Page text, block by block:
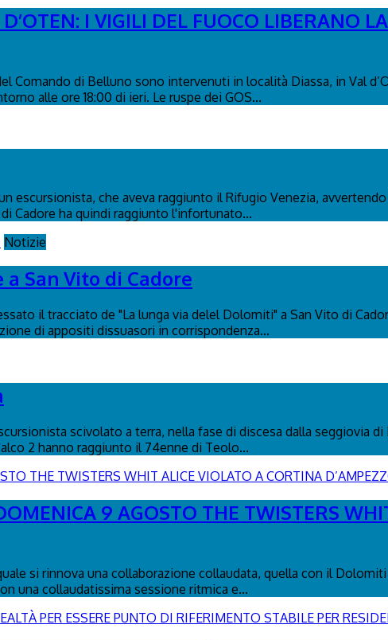
I VIGILI DEL FUOCO LIBERANO
Comando di Belluno sono intervenuti in località Diassa, in Val
alle ore 18:00 di ieri. Le ruspe dei GOS...
escursionista, che aveva raggiunto il Rifugio Venezia,
Cadore ha quindi raggiunto l'infortunato...
Notizie
San Vito di Cadore
il tracciato de "La lunga via delel Dolomiti" a San Vito di
di appositi dissuasori in corrispondenza...
scivolato a terra, nella fase di discesa dalla seggiovia
2 hanno raggiunto il 74enne di Teolo...
9 AGOSTO THE TWISTERS
si rinnova una collaborazione collaudata, quella con il
una collaudatissima sessione ritmica e...